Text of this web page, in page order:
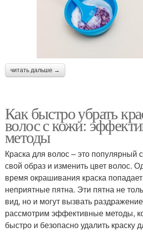
читать дальше →
Как быстро убрать
волос с кожи:
методы
Краска для волос – это популярный
свой образ и изменить цвет волос.
время окрашивания краска
неприятные пятна. Эти пятна не
вид, но и могут вызвать
рассмотрим эффективные методы,
быстро и безопасно удалить краску